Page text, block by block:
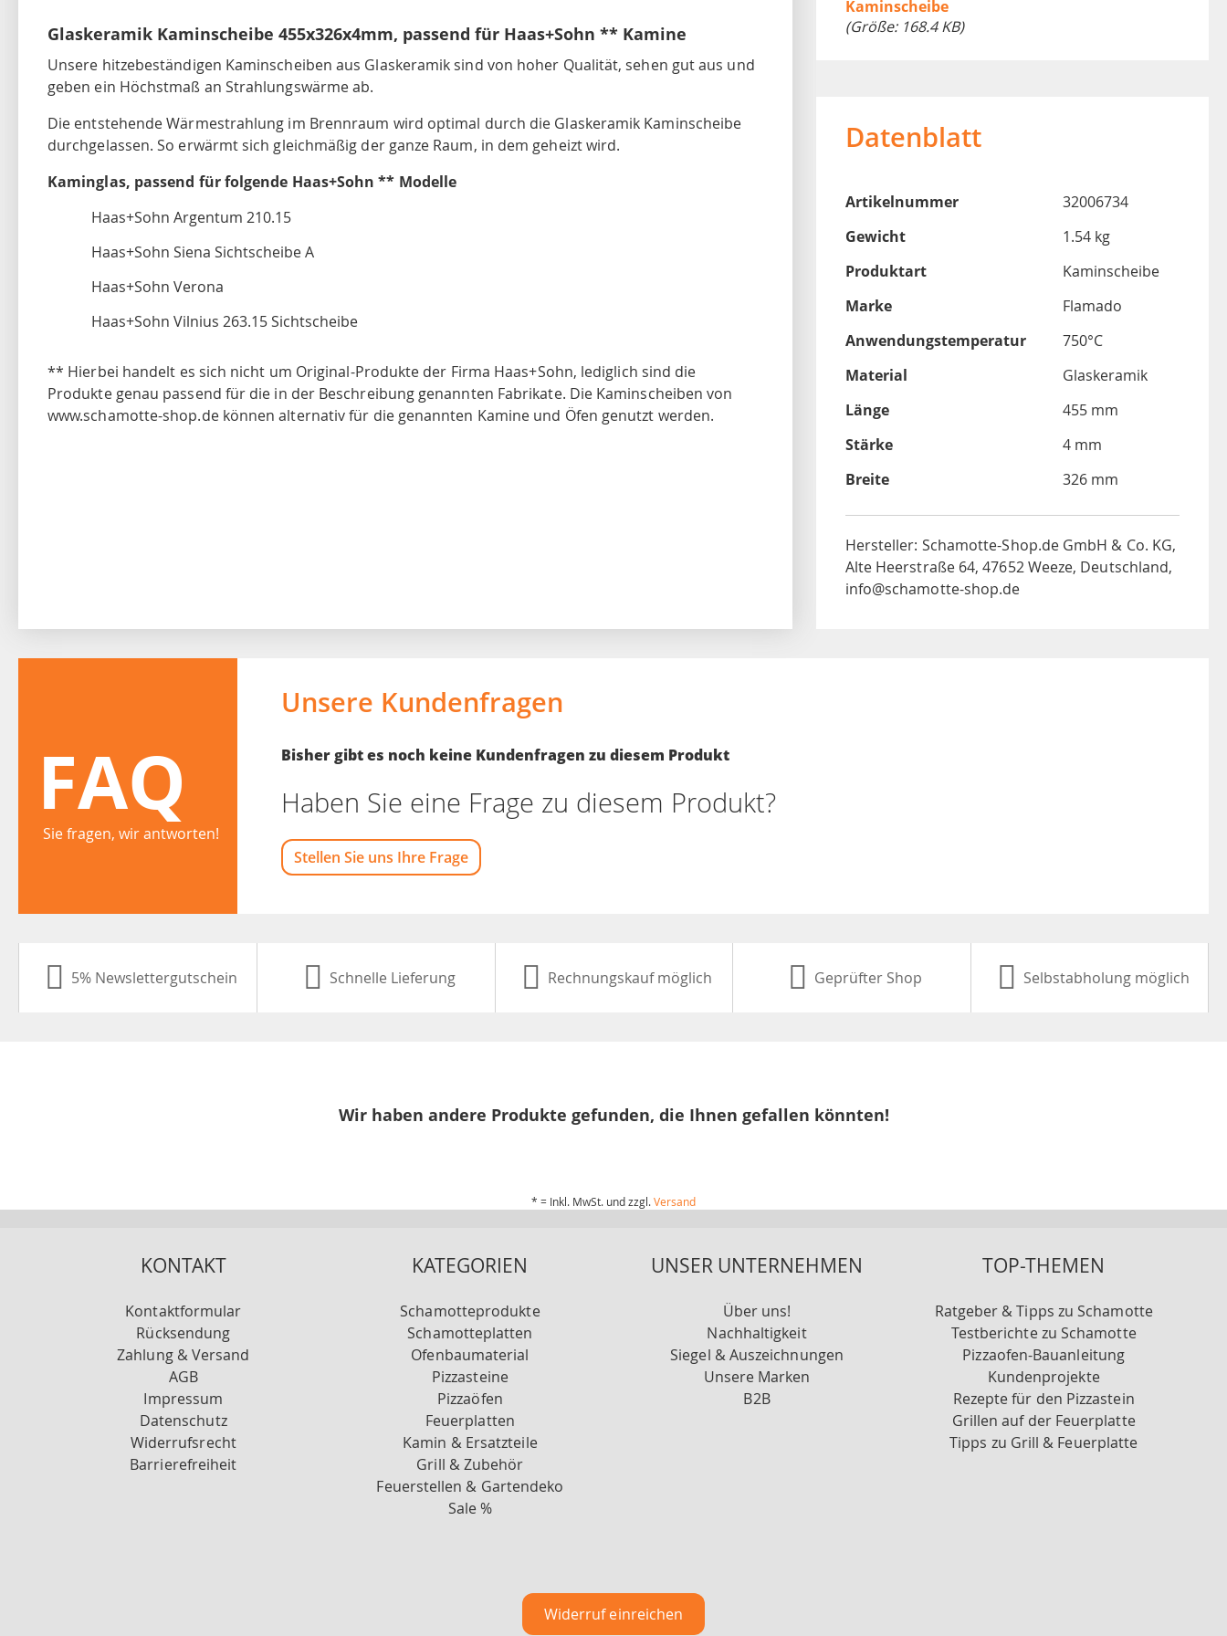
Glaskeramik Kaminscheibe 455x326x4mm, passend für Haas+Sohn ** Kamine
Unsere hitzebeständigen Kaminscheiben aus Glaskeramik sind von hoher Qualität, sehen gut aus und
geben ein Höchstmaß an Strahlungswärme ab.
Die entstehende Wärmestrahlung im Brennraum wird optimal durch die Glaskeramik Kaminscheibe
durchgelassen. So erwärmt sich gleichmäßig der ganze Raum, in dem geheizt wird.
Kaminglas, passend für folgende Haas+Sohn ** Modelle
Haas+Sohn Argentum 210.15
Haas+Sohn Siena Sichtscheibe A
Haas+Sohn Verona
Haas+Sohn Vilnius 263.15 Sichtscheibe
** Hierbei handelt es sich nicht um Original-Produkte der Firma Haas+Sohn, lediglich sind die
Produkte genau passend für die in der Beschreibung genannten Fabrikate. Die Kaminscheiben von
www.schamotte-shop.de können alternativ für die genannten Kamine und Öfen genutzt werden.
Kaminscheibe
(Größe: 168.4 KB)
Datenblatt
Artikelnummer
32006734
Gewicht
1.54 kg
Produktart
Kaminscheibe
Marke
Flamado
Anwendungstemperatur
750°C
Material
Glaskeramik
Länge
455 mm
Stärke
4 mm
Breite
326 mm
Hersteller: Schamotte-Shop.de GmbH & Co. KG,
Alte Heerstraße 64, 47652 Weeze, Deutschland,
info@schamotte-shop.de
FAQ
Sie fragen, wir antworten!
Unsere Kundenfragen
Bisher gibt es noch keine Kundenfragen zu diesem Produkt
Haben Sie eine Frage zu diesem Produkt?
Stellen Sie uns Ihre Frage
5% Newslettergutschein Schnelle Lieferung Rechnungskauf möglich Geprüfter Shop Selbstabholung möglich
Wir haben andere Produkte gefunden, die Ihnen gefallen könnten!
* = Inkl. MwSt. und zzgl.Versand
KONTAKT
Kontaktformular
Rücksendung
Zahlung & Versand
AGB
Impressum
Datenschutz
Widerrufsrecht
Barrierefreiheit
KATEGORIEN
Schamotteprodukte
Schamotteplatten
Ofenbaumaterial
Pizzasteine
Pizzaöfen
Feuerplatten
Kamin & Ersatzteile
Grill & Zubehör
Feuerstellen & Gartendeko
Sale %
UNSER UNTERNEHMEN
Über uns!
Nachhaltigkeit
Siegel & Auszeichnungen
Unsere Marken
B2B
TOP-THEMEN
Ratgeber & Tipps zu Schamotte
Testberichte zu Schamotte
Pizzaofen-Bauanleitung
Kundenprojekte
Rezepte für den Pizzastein
Grillen auf der Feuerplatte
Tipps zu Grill & Feuerplatte
Widerruf einreichen